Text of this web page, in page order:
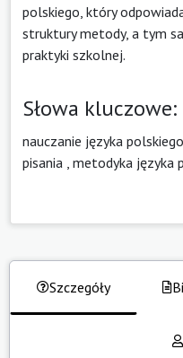
polskiego, który
struktury metody, a tym
praktyki szkolnej.
Słowa kluczowe:
nauczanie języka polskiego
pisania metodyka języka
Szczegóły